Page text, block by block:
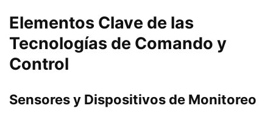
Elementos Clave de las
Tecnologías de Comando y
Control
Sensores y Dispositivos de Monitoreo